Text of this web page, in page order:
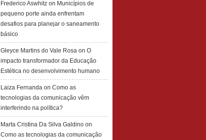
Frederico Aswhitz on Municípios de
pequeno porte ainda enfrentam
desafios para planejar o saneamento
básico
Gleyce Martins do Vale Rosa on O
impacto transformador da Educação
Estética no desenvolvimento humano
Laiza Fernanda on Como as
tecnologias da comunicação vêm
interferindo na política?
Marta Cristina Da Silva Galdino on
Como as tecnologias da comunicação